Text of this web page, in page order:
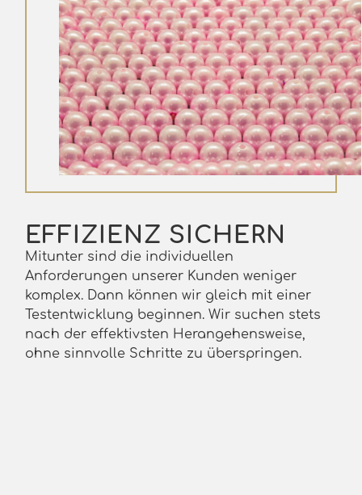
EFFIZIENZ SICHERN
Mitunter sind die individuellen
Anforderungen unserer Kunden weniger
komplex. Dann können wir gleich mit einer
Testentwicklung beginnen. Wir suchen stets
nach der effektivsten Herangehensweise,
ohne sinnvolle Schritte zu überspringen.